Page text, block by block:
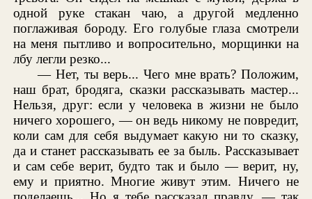
одной руке стакан чаю, а другой медленно
поглаживая бороду. Его голубые глаза смотрели
на меня пытливо и вопросительно, морщинки на
лбу легли резко...
— Нет, ты верь... Чего мне врать? Положим,
наш брат, бродяга, сказки рассказывать мастер...
Нельзя, друг: если у человека в жизни не было
ничего хорошего, — он ведь никому не повредит,
коли сам для себя выдумает какую ни то сказку,
да и станет рассказывать ее за быль. Рассказывает
и сам себе верит, будто так и было — верит, ну,
ему и приятно. Многие живут этим. Ничего не